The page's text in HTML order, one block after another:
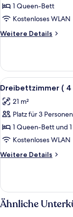
1 Queen-Bett
Kostenloses WLAN
Weitere Details
Weitere
Alle
Fotos
für
Dreibettzimmer
(
4
)
anzeigen
6
Dreibettzimmer ( 4
21 m²
Platz für 3 Personen
1 Queen-Bett und
Kostenloses WLAN
Weitere Details
Weitere
(
4
)Ähnliche